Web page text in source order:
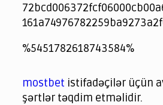
jeetcity
1xbet
jeet city casino
%5451782618743584%
spintiger
Avabet
Spinrise
Crown Green
Crowngreen casino login
슈가 러쉬1000 슬롯
crazy time casino online
1xcasinozambia.com
codingworldnews.com
parimatch.kr
winorio
winorio casino
winorio
mostbet istifadəçilər üçün
şərtlər təqdim etməlidir.